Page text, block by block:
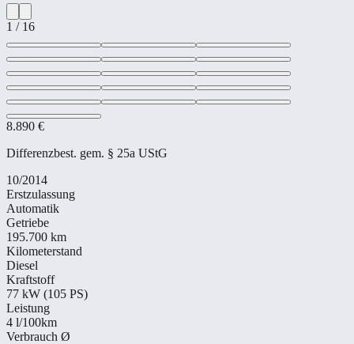
1 / 16
8.890 €
Differenzbest. gem. § 25a UStG
10/2014
Erstzulassung
Automatik
Getriebe
195.700 km
Kilometerstand
Diesel
Kraftstoff
77 kW (105 PS)
Leistung
4 l/100km
Verbrauch Ø